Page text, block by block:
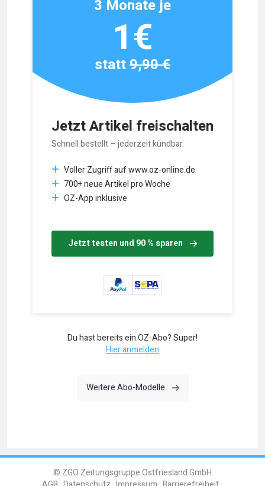
Jetzt Artikel freischalten
Schnell bestellt – jederzeit kündbar.
Voller Zugriff auf www.oz-online.de
700+ neue Artikel pro Woche
OZ-App inklusive
Jetzt testen und 90 % sparen
3 Monate je
1€
statt9,90 €
Du hast bereits ein OZ-Abo? Super!
Hier anmelden
Weitere Abo-Modelle
© ZGO Zeitungsgruppe Ostfriesland GmbH